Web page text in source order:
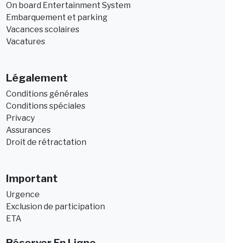
On board Entertainment System
Embarquement et parking
Vacances scolaires
Vacatures
Légalement
Conditions générales
Conditions spéciales
Privacy
Assurances
Droit de rétractation
Important
Urgence
Exclusion de participation
ETA